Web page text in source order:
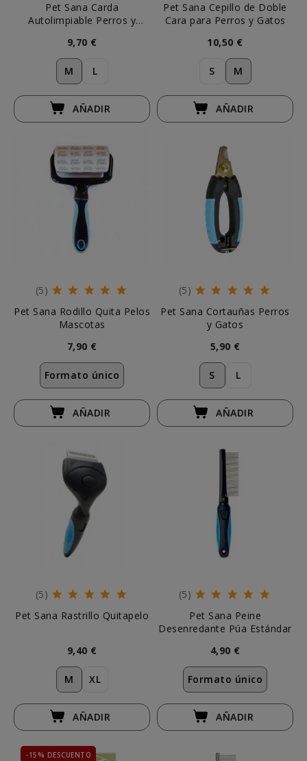
Pet Sana Carda
Autolimpiable Perros y
9,70 €
M L
AÑADIR
Pet Sana Cepillo de Doble
Cara para Perros y Gatos
10,50 €
S M
AÑADIR
(5)
Pet Sana Rodillo Quita Pelos
Mascotas
7,90 €
Formato único
AÑADIR
(5)
Pet Sana Cortauñas Perros
y Gatos
5,90 €
S L
AÑADIR
(5)
Pet Sana Rastrillo Quitapelo
9,40 €
M XL
AÑADIR
(5)
Pet Sana Peine
Desenredante Púa Estándar
4,90 €
Formato único
AÑADIR
-15% DESCUENTO